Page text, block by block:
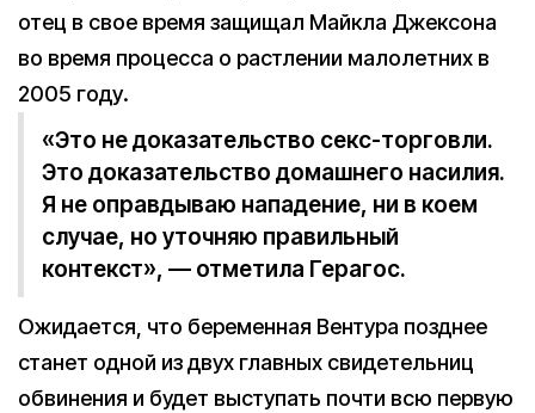
отец в свое время защищал Майкла Джексона
во время процесса о растлении малолетних в
2005 году.
«Это не доказательство секс-торговли.
Это доказательство домашнего насилия.
Я не оправдываю нападение, ни в коем
случае, но уточняю правильный
контекст», — отметила Герагос.
Ожидается, что беременная Вентура позднее
станет одной из двух главных свидетельниц
обвинения и будет выступать почти всю первую